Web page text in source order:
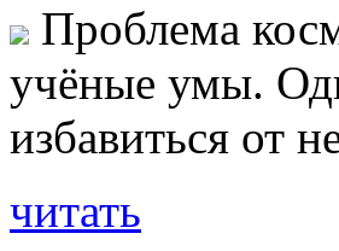
Проблема
учёные умы.
избавиться от
читать